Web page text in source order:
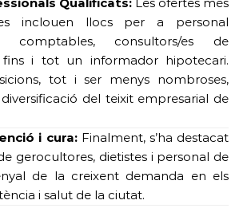
inclouen llocs per a personal
comptables, consultors/es de
i tot un informador hipotecari.
tot i ser menys nombroses,
del teixit empresarial de
i cura:Finalment, s’ha destacat
gerocultores, dietistes i personal de
de la creixent demanda en els
i salut de la ciutat.